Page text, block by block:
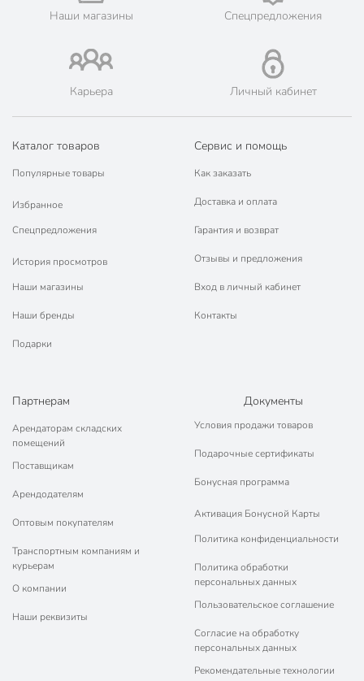
Наши магазины Спецпредложения
Карьера Личный кабинет
Каталог товаров
Популярные товары
Избранное
Спецпредложения
История просмотров
Наши магазины
Наши бренды
Подарки
Сервис и помощь
Как заказать
Доставка и оплата
Гарантия и возврат
Отзывы и предложения
Вход в личный кабинет
Контакты
Партнерам
Арендаторам складских
помещений
Поставщикам
Арендодателям
Оптовым покупателям
Транспортным компаниям и
курьерам
О компании
Наши реквизиты
Документы
Условия продажи товаров
Подарочные сертификаты
Бонусная программа
Активация Бонусной Карты
Политика конфиденциальности
Политика обработки
персональных данных
Пользовательское соглашение
Согласие на обработку
персональных данных
Рекомендательные технологии